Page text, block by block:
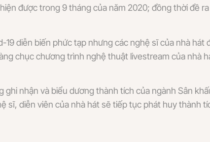
được trong 9 tháng của năm 2020; đồng thời đề
diễn biến phức tạp nhưng các nghệ sĩ của nhà
chục chương trình nghệ thuật livestream của nhà
ghi nhận và biểu dương thành tích của ngành Sân
sĩ, diễn viên của nhà hát sẽ tiếp tục phát huy thành